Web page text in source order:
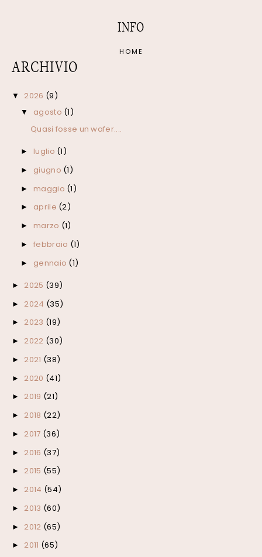
INFO
HOME
ARCHIVIO
▼ 2026 (9)
▼ agosto (1)
Quasi fosse un wafer....
► luglio (1)
► giugno (1)
► maggio (1)
► aprile (2)
► marzo (1)
► febbraio (1)
► gennaio (1)
► 2025 (39)
► 2024 (35)
► 2023 (19)
► 2022 (30)
► 2021 (38)
► 2020 (41)
► 2019 (21)
► 2018 (22)
► 2017 (36)
► 2016 (37)
► 2015 (55)
► 2014 (54)
► 2013 (60)
► 2012 (65)
► 2011 (65)